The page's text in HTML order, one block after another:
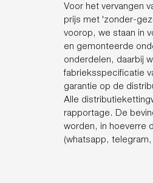
Voor het vervangen
prijs met 'zonder-
voorop, we staan in
en gemonteerde
onderdelen, daarbij
fabrieksspecificatie
garantie op de
Alle
rapportage. De
worden, in hoeverre
(whatsapp,